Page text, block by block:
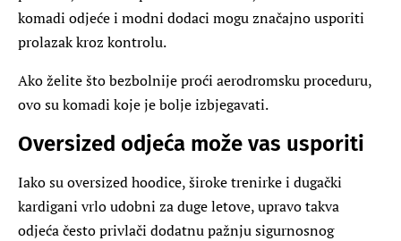
komadi odjeće i modni dodaci mogu značajno usporiti
prolazak kroz kontrolu.
Ako želite što bezbolnije proći aerodromsku proceduru,
ovo su komadi koje je bolje izbjegavati.
Oversized odjeća može vas usporiti
Iako su oversized hoodice, široke trenirke i dugački
kardigani vrlo udobni za duge letove, upravo takva
odjeća često privlači dodatnu pažnju sigurnosnog